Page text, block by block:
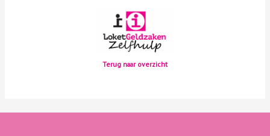
Terug naar overzicht